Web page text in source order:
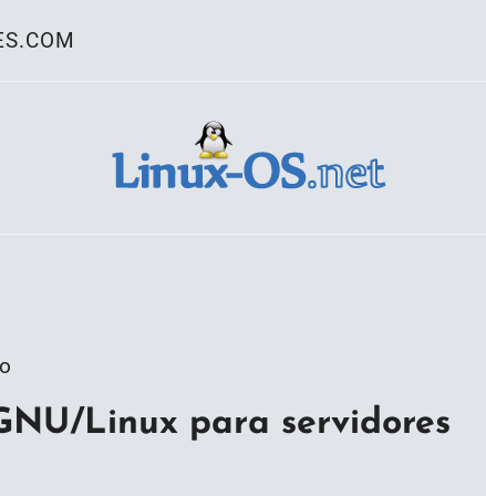
Linux para servidores